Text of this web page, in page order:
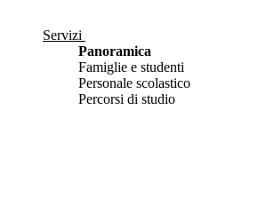
Servizi
Panoramica
Famiglie e studenti
Personale scolastico
Percorsi di studio